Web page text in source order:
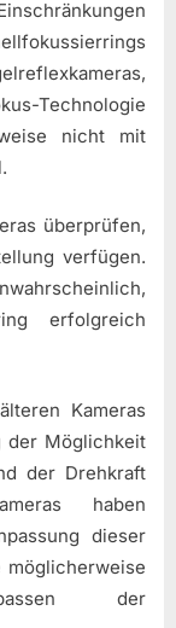
Technologie
nicht mit
überprüfen,
verfügen.
erfolgreich
Kameras
der Möglichkeit
der Drehkraft
haben
dieser
möglicherweise
der